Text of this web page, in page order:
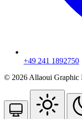
+49 241 1892750
© 2026 Allaoui Graphic